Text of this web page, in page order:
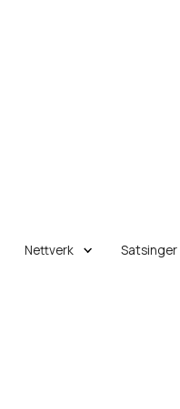
Nettverk Satsinger